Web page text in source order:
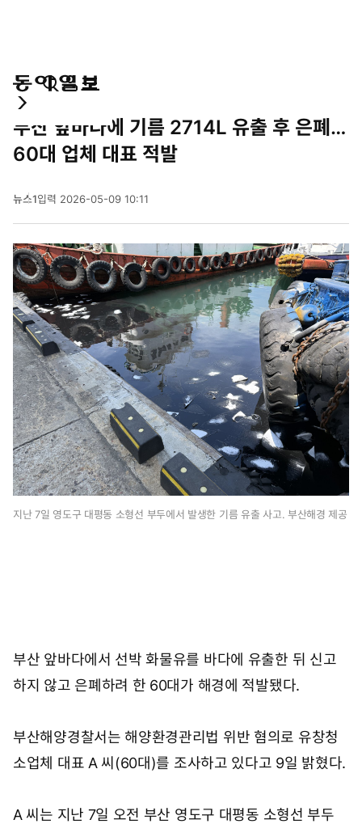
통
검
색
마
페
이
지
전
메
뉴
펼
기
사회
부산 앞바다에 기름 2714L 유출 후 은폐…
60대 업체 대표 적발
뉴스1입력 2026-05-09 10:11
2
6
년
5
월
9
일
1
0
시
1
1
분
지난 7일 영도구 대평동 소형선 부두에서 발생한 기름 유출 사고. 부산해경 제공
부산 앞바다에서 선박 화물유를 바다에 유출한 뒤 신고
하지 않고 은폐하려 한 60대가 해경에 적발됐다.
부산해양경찰서는 해양환경관리법 위반 혐의로 유창청
소업체 대표 A 씨(60대)를 조사하고 있다고 9일 밝혔다.
A 씨는 지난 7일 오전 부산 영도구 대평동 소형선 부두